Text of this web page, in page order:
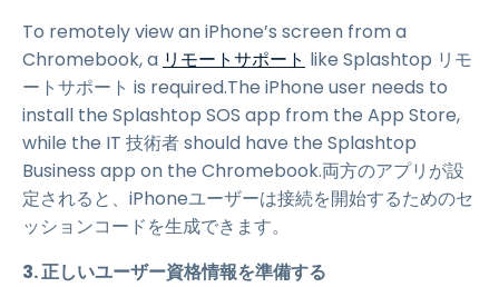
To remotely view an iPhone’s screen from a
Chromebook, a リモートサポート like Splashtop リモ
ートサポート is required.The iPhone user needs to
install the Splashtop SOS app from the App Store,
while the IT 技術者 should have the Splashtop
Business app on the Chromebook.両方のアプリが設
定されると、iPhoneユーザーは接続を開始するためのセ
ッションコードを生成できます。
3. 正しいユーザー資格情報を準備する